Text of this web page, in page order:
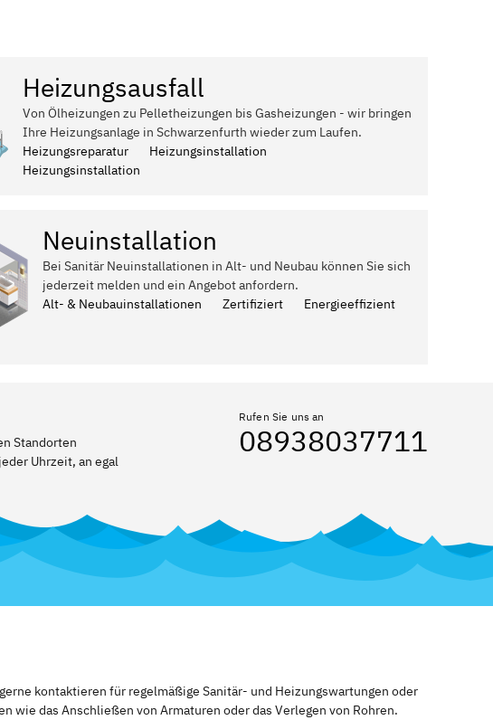
Heizungsausfall
Von Ölheizungen zu Pelletheizungen bis Gasheizungen - wir bringen
Ihre Heizungsanlage in Schwarzenfurth wieder zum Laufen.
Heizungsreparatur
Heizungsinstallation
Heizungsinstallation
Neuinstallation
Bei Sanitär Neuinstallationen in Alt- und Neubau können Sie sich
jederzeit melden und ein Angebot anfordern.
Alt- & Neubauinstallationen
Zertifiziert Energieeffizient
Standorten
Uhrzeit, an egal
Rufen Sie uns an
08938037711
kontaktieren für regelmäßige Sanitär- und Heizungswartungen oder
wie das Anschließen von Armaturen oder das Verlegen von Rohren.